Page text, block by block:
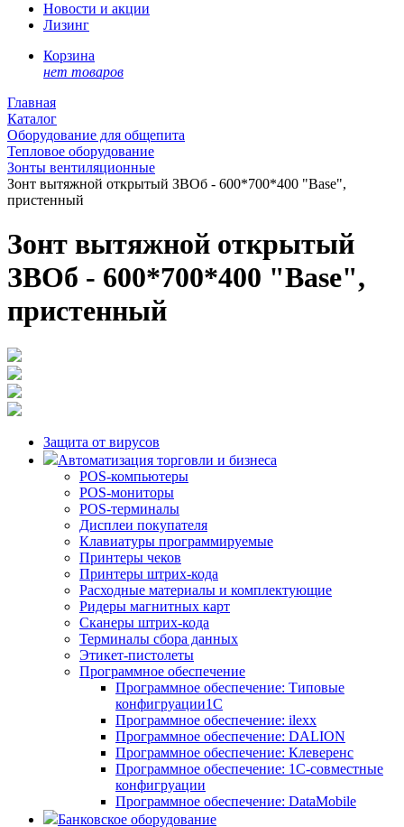
Новости и акции
Лизинг
Корзина
нет товаров
Главная
Каталог
Оборудование для общепита
Тепловое оборудование
Зонты вентиляционные
Зонт вытяжной открытый ЗВОб - 600*700*400 "Base",
пристенный
Зонт вытяжной открытый
ЗВОб - 600*700*400 "Base",
пристенный
Защита от вирусов
Автоматизация торговли и бизнеса
POS-компьютеры
POS-мониторы
POS-терминалы
Дисплеи покупателя
Клавиатуры программируемые
Принтеры чеков
Принтеры штрих-кода
Расходные материалы и комплектующие
Ридеры магнитных карт
Сканеры штрих-кода
Терминалы сбора данных
Этикет-пистолеты
Программное обеспечение
Программное обеспечение: Типовые
конфигруации1С
Программное обеспечение: ilexx
Программное обеспечение: DALION
Программное обеспечение: Клеверенс
Программное обеспечение: 1С-совместные
конфигруации
Программное обеспечение: DataMobile
Банковское оборудование